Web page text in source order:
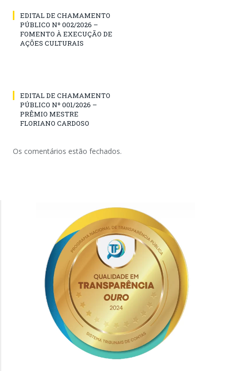
EDITAL DE CHAMAMENTO
PÚBLICO Nº 002/2026 –
FOMENTO À EXECUÇÃO DE
AÇÕES CULTURAIS
EDITAL DE CHAMAMENTO
PÚBLICO Nº 001/2026 –
PRÊMIO MESTRE
FLORIANO CARDOSO
Os comentários estão fechados.